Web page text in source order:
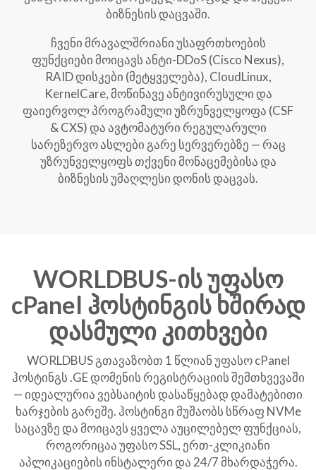
ბიზნესის დაცვაში.
ჩვენი მრავალშრიანი უსაფრთხოების
ფუნქციები მოიცავს ანტი-DDoS (Cisco Nexus),
RAID დისკები (მეტყველება), CloudLinux,
KernelCare, მოწინავე ანტივირუსული და
ფაიერვოლ პროგრამული უზრუნველყოფა (CSF
& CXS) და ავტომატური რეგულარული
სარეზერვო ასლები გარე სერვერებზე — რაც
უზრუნველყოფს თქვენი მონაცემებისა და
ბიზნესის უმაღლესი დონის დაცვას.
WORLDBUS-ის უფასო
cPanel ჰოსტინგის ხშირად
დასმული კითხვები
WORLDBUS გთავაზობთ 1 წლიან უფასო cPanel
ჰოსტინგს .GE დომენის რეგისტრაციის შემთხვევაში
— იდეალურია ვებსაიტის დასაწყებად დამატებითი
ხარჯების გარეშე. ჰოსტინგი მუშაობს სწრაფ NVMe
საცავზე და მოიცავს ყველა აუცილებელ ფუნქციას,
როგორიცაა უფასო SSL, ერთ-კლიკიანი
აპლიკაციების ინსტალერი და 24/7 მხარდაჭერა.